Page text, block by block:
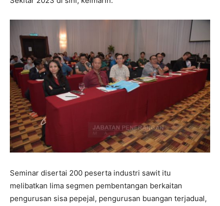
Seminar disertai 200 peserta industri sawit itu
melibatkan lima segmen pembentangan berkaitan
pengurusan sisa pepejal, pengurusan buangan terjadual,